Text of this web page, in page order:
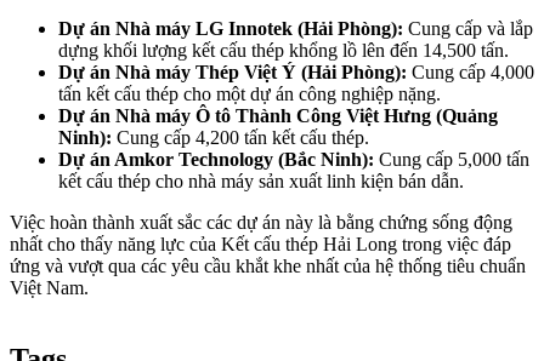
Dự án Nhà máy LG Innotek (Hải Phòng): Cung cấp và lắp
dựng khối lượng kết cấu thép khổng lồ lên đến 14,500 tấn.
Dự án Nhà máy Thép Việt Ý (Hải Phòng): Cung cấp 4,000
tấn kết cấu thép cho một dự án công nghiệp nặng.
Dự án Nhà máy Ô tô Thành Công Việt Hưng (Quảng
Ninh): Cung cấp 4,200 tấn kết cấu thép.
Dự án Amkor Technology (Bắc Ninh): Cung cấp 5,000 tấn
kết cấu thép cho nhà máy sản xuất linh kiện bán dẫn.
Việc hoàn thành xuất sắc các dự án này là bằng chứng sống động
nhất cho thấy năng lực của Kết cấu thép Hải Long trong việc đáp
ứng và vượt qua các yêu cầu khắt khe nhất của hệ thống tiêu chuẩn
Việt Nam.